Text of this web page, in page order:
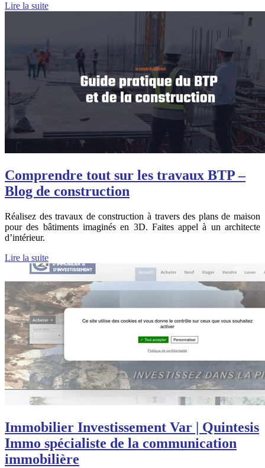
Lire la suite
Comprendre tout sur les travaux BTP –
Blog de construction
Réalisez des travaux de construction à travers des plans de maison
pour des bâtiments imaginés en 3D. Faites appel à un architecte
d’intérieur.
Lire la suite
Immobilier Investissement Var | Quintesis
Immo spécialiste de la com­munica­tion
immobilière